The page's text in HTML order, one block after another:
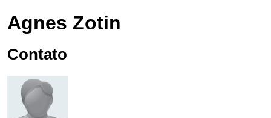
Agnes Zotin
Contato